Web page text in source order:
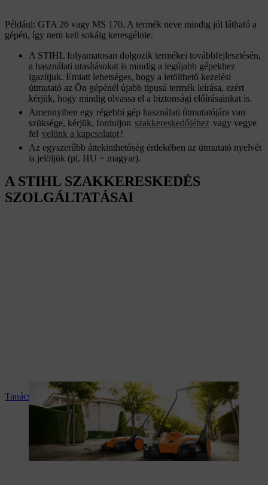
Például: GTA 26 vagy MS 170. A termék neve mindig jól látható a
gépén, így nem kell sokáig keresgélnie.
A STIHL folyamatosan dolgozik termékei továbbfejlesztésén,
a használati utasításokat is mindig a legújabb gépekhez
igazítjuk. Emiatt lehetséges, hogy a letölthető kezelési
útmutató az Ön gépénél újabb típusú termék leírása, ezért
kérjük, hogy mindig olvassa el a biztonsági előírásainkat is.
Amennyiben egy régebbi gép használati útmutatójára van
szüksége, kérjük, forduljon szakkereskedőjéhez vagy vegye
fel velünk a kapcsolatot !
Az egyszerűbb áttekinthetőség érdekében az útmutató nyelvét
is jelöljük (pl. HU = magyar).
A STIHL SZAKKERESKEDÉS
SZOLGÁLTATÁSAI
Tanácsadás és termékismertetés